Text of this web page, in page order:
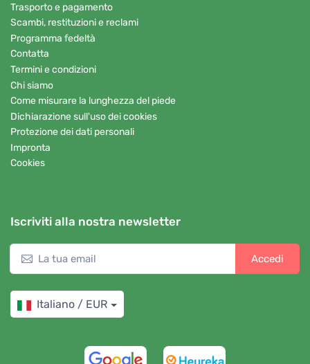
Trasporto e pagamento
Scambi, restituzioni e reclami
Programma fedeltà
Contatta
Termini e condizioni
Chi siamo
Come misurare la lunghezza del piede
Dichiarazione sull'uso dei cookies
Protezione dei dati personali
Impronta
Cookies
Iscriviti alla nostra newsletter
Accedi
Italiano / EUR